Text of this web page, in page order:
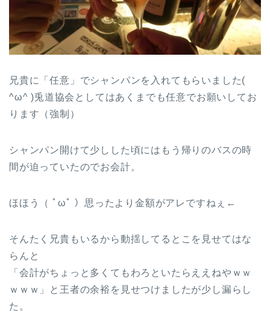
兄貴に「任意」でシャンパンを入れてもらいました(
^ω^ )兎道協会としてはあくまでも任意でお願いしてお
ります（強制）
シャンパン開けて少しした頃にはもう帰りのバスの時
間が迫っていたのでお会計。
ほほう（ ﾟωﾟ ）思ったより金額がアレですねぇ←
そんたく兄貴もいるから動揺してるとこを見せてはな
らんと
「会計がちょっと多くてもわろといたらええねやｗｗ
ｗｗｗ」と王者の余裕を見せつけましたが少し漏らし
た。